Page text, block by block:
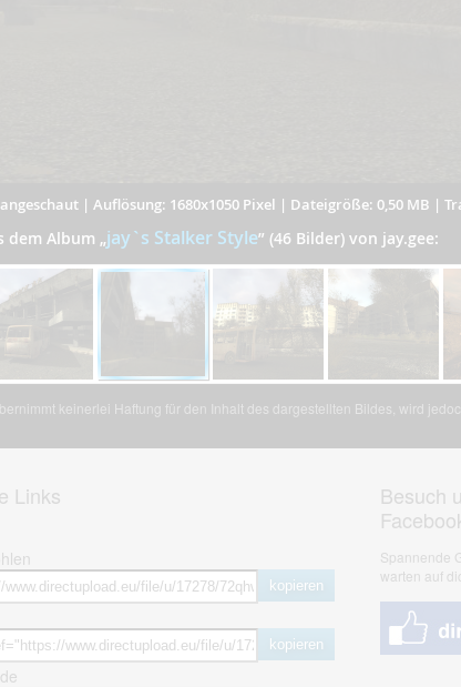
| Auflösung: 1680x1050 Pixel | Dateigröße: 0,50 MB |
dem Album „jay`s Stalker Style” (46 Bilder) von jay.gee:
keinerlei Haftung für den Inhalt des dargestellten Bildes, wird
Links
kopieren
kopieren
Besuch
Spannende
warten auf